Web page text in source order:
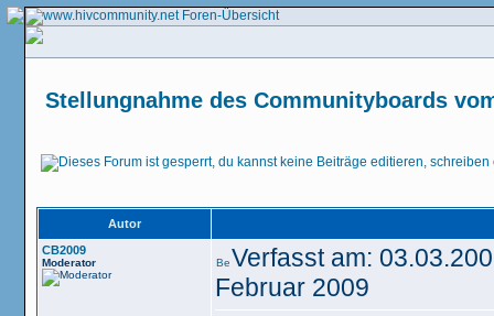
Stellungnahme des Communityboards
Autor
CB2009
Moderator
Verfasst am:
Februar 2009